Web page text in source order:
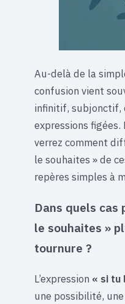
Au-delà de la
confusion vient
infinitif, subjonctif,
expressions
verrez comment
le souhaites » de
repères simples à
Dans quels
le souhaites »
tournure ?
L’expression « si tu
une possibilité,